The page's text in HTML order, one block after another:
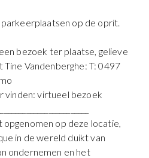
op de oprit.
bezoek ter plaatse, gelieve
Vandenberghe: T: 0497
vinden: virtueel bezoek
op deze locatie,
in de wereld duikt van
ondernemen en het